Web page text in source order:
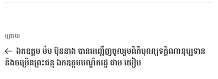
ការ​
នាំទិស​
ប្រកាស
អត្ថបទ
មុន
ក្រោយ
ឯកឧត្តម ម៉ម ប៊ុននាង បានអញ្ជើញចូលរួមពិធីបុណ្យទក្ខិណានុប្បទាន
និងចម្រើនព្រះជន្ម ឯកឧត្តមបណ្ឌិតរដ្ឋ ជាម យៀប